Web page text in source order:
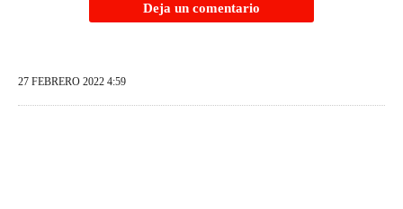
Deja un comentario
27 FEBRERO 2022 4:59